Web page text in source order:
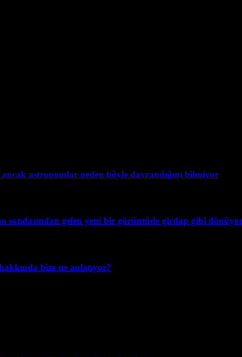
astronomlar neden böyle davrandığını bilmiyor
sondasından gelen yeni bir görüntüde girdap gibi
bize ne anlatıyor?